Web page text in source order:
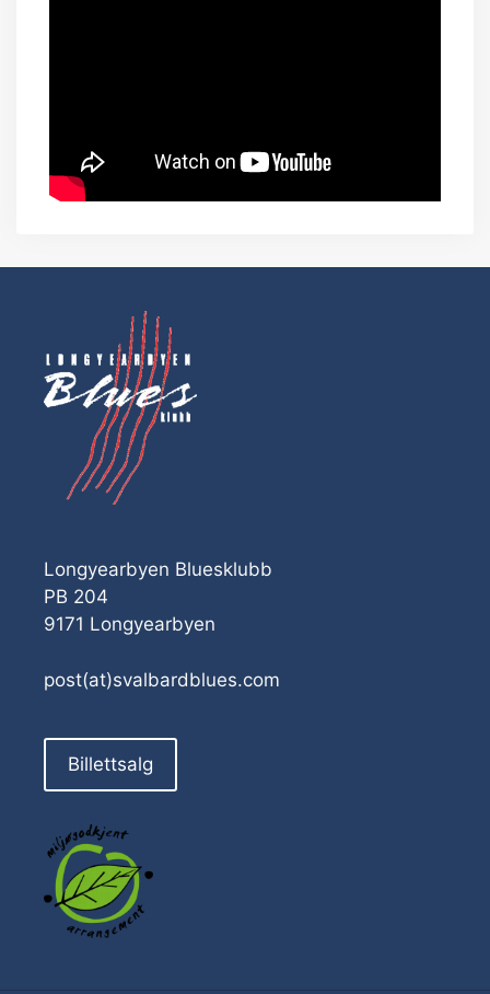
Longyearbyen Bluesklubb
PB 204
9171 Longyearbyen
post(at)svalbardblues.com
Billettsalg